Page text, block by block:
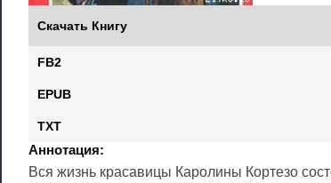
Скачать Книгу
FB2
EPUB
TXT
Аннотация:
Вся жизнь красавицы Каролины Кортезо